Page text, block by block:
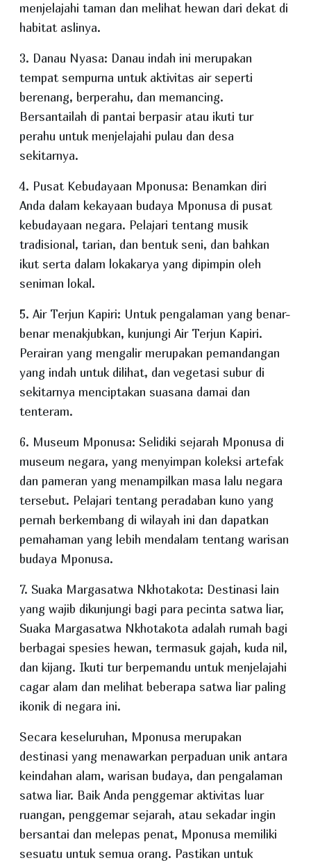
menjelajahi taman dan melihat hewan dari dekat di
habitat aslinya.
3. Danau Nyasa: Danau indah ini merupakan
tempat sempurna untuk aktivitas air seperti
berenang, berperahu, dan memancing.
Bersantailah di pantai berpasir atau ikuti tur
perahu untuk menjelajahi pulau dan desa
sekitarnya.
4. Pusat Kebudayaan Mponusa: Benamkan diri
Anda dalam kekayaan budaya Mponusa di pusat
kebudayaan negara. Pelajari tentang musik
tradisional, tarian, dan bentuk seni, dan bahkan
ikut serta dalam lokakarya yang dipimpin oleh
seniman lokal.
5. Air Terjun Kapiri: Untuk pengalaman yang benar-
benar menakjubkan, kunjungi Air Terjun Kapiri.
Perairan yang mengalir merupakan pemandangan
yang indah untuk dilihat, dan vegetasi subur di
sekitarnya menciptakan suasana damai dan
tenteram.
6. Museum Mponusa: Selidiki sejarah Mponusa di
museum negara, yang menyimpan koleksi artefak
dan pameran yang menampilkan masa lalu negara
tersebut. Pelajari tentang peradaban kuno yang
pernah berkembang di wilayah ini dan dapatkan
pemahaman yang lebih mendalam tentang warisan
budaya Mponusa.
7. Suaka Margasatwa Nkhotakota: Destinasi lain
yang wajib dikunjungi bagi para pecinta satwa liar,
Suaka Margasatwa Nkhotakota adalah rumah bagi
berbagai spesies hewan, termasuk gajah, kuda nil,
dan kijang. Ikuti tur berpemandu untuk menjelajahi
cagar alam dan melihat beberapa satwa liar paling
ikonik di negara ini.
Secara keseluruhan, Mponusa merupakan
destinasi yang menawarkan perpaduan unik antara
keindahan alam, warisan budaya, dan pengalaman
satwa liar. Baik Anda penggemar aktivitas luar
ruangan, penggemar sejarah, atau sekadar ingin
bersantai dan melepas penat, Mponusa memiliki
sesuatu untuk semua orang. Pastikan untuk